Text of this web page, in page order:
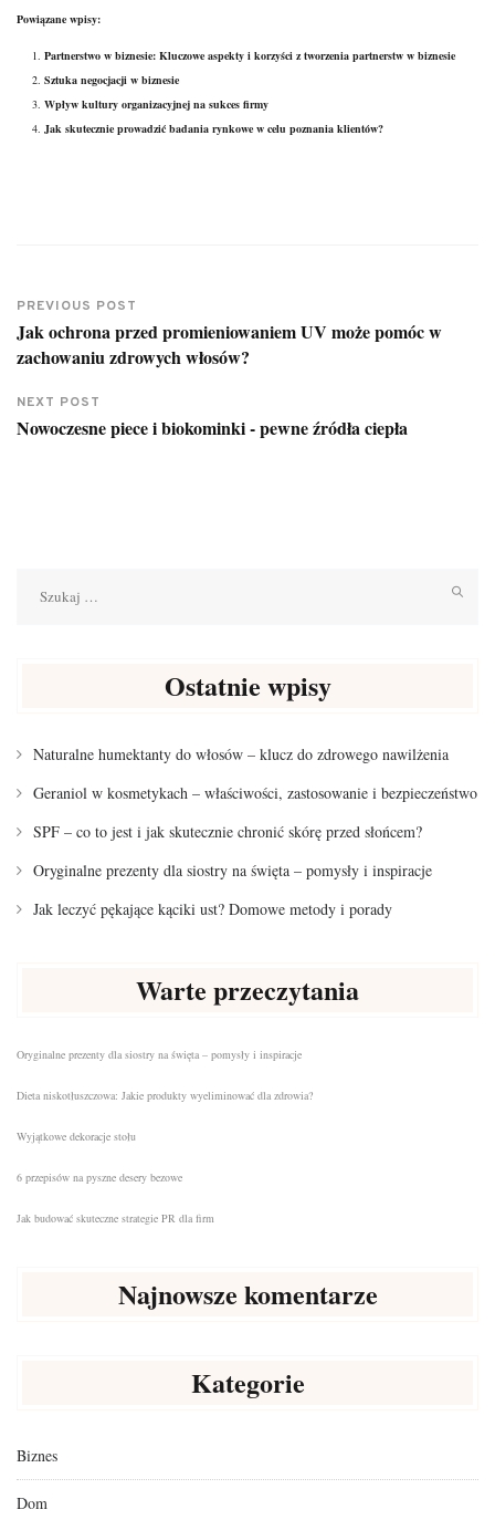
Powiązane wpisy:
Partnerstwo w biznesie: Kluczowe aspekty i korzyści z tworzenia partnerstw w biznesie
Sztuka negocjacji w biznesie
Wpływ kultury organizacyjnej na sukces firmy
Jak skutecznie prowadzić badania rynkowe w celu poznania klientów?
PREVIOUS POST
Jak ochrona przed promieniowaniem UV może pomóc w
zachowaniu zdrowych włosów?
NEXT POST
Nowoczesne piece i biokominki - pewne źródła ciepła
Ostatnie wpisy
Naturalne humektanty do włosów – klucz do zdrowego nawilżenia
Geraniol w kosmetykach – właściwości, zastosowanie i bezpieczeństwo
SPF – co to jest i jak skutecznie chronić skórę przed słońcem?
Oryginalne prezenty dla siostry na święta – pomysły i inspiracje
Jak leczyć pękające kąciki ust? Domowe metody i porady
Warte przeczytania
Oryginalne prezenty dla siostry na święta – pomysły i inspiracje
Dieta niskotłuszczowa: Jakie produkty wyeliminować dla zdrowia?
Wyjątkowe dekoracje stołu
6 przepisów na pyszne desery bezowe
Jak budować skuteczne strategie PR dla firm
Najnowsze komentarze
Kategorie
Biznes
Dom